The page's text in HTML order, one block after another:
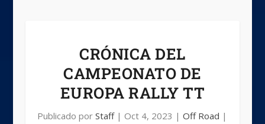
CRÓNICA DEL
CAMPEONATO DE
EUROPA RALLY TT
Publicado porStaff| Oct 4, 2023 |Off Road |